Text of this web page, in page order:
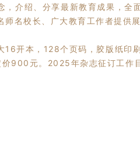
，介绍、分享最新教育成果，全
师名校长、广大教育工作者提供
16开本，128个页码，胶版纸
900元。2025年杂志征订工作